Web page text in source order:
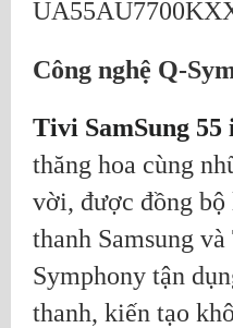
Công nghệ Q-
Tivi SamSung 55
thăng hoa cùng
vời, được đồng
thanh Samsung
Symphony tận
thanh, kiến tạo